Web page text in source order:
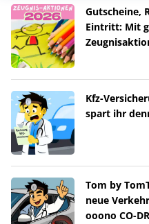
Gutscheine,
Eintritt: Mit
Kfz-
spart ihr
Tom by
neue
ooono CO-